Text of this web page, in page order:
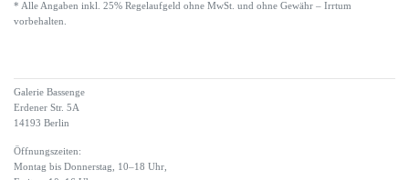
* Alle Angaben inkl. 25% Regelaufgeld ohne MwSt. und ohne Gewähr – Irrtum
vorbehalten.
Galerie Bassenge
Erdener Str. 5A
14193 Berlin
Öffnungszeiten:
Montag bis Donnerstag, 10–18 Uhr,